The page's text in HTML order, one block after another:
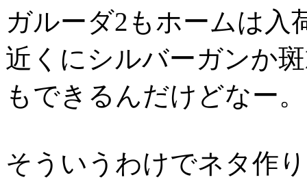
ガルーダ2もホームは入
近くにシルバーガンか
もできるんだけどなー。
そういうわけでネタ作